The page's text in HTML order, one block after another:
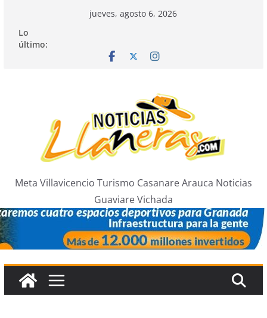
contenido
jueves, agosto 6, 2026
Lo
último:
Meta Villavicencio Turismo Casanare Arauca Noticias
Guaviare Vichada